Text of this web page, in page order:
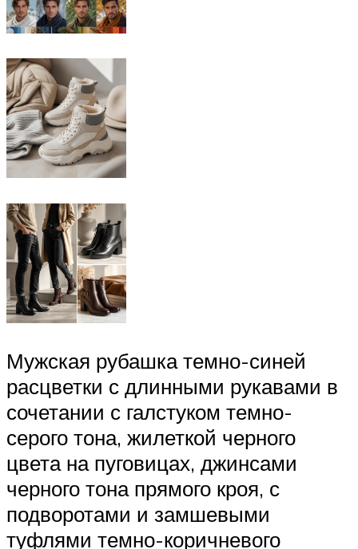
Мужская рубашка темно-синей
расцветки с длинными рукавами в
сочетании с галстуком темно-
серого тона, жилеткой черного
цвета на пуговицах, джинсами
черного тона прямого кроя, с
подворотами и замшевыми
туфлями темно-коричневого